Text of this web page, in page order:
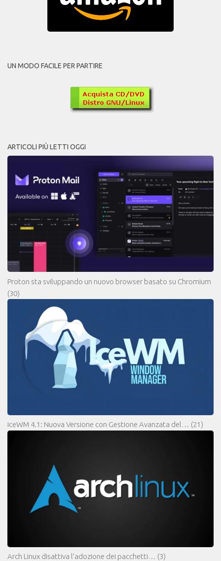
UN MODO FACILE PER PARTIRE
ARTICOLI PIÙ LETTI OGGI
Proton sta sviluppando un nuovo browser basato su Chromium
(30)
IceWM 4.1: Nuova Versione con Gestione Avanzata del… (21)
Arch Linux disattiva l’adozione dei pacchetti… (3)